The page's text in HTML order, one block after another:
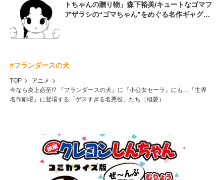
トちゃんの贈り物」森下裕美/キュートなゴマフ
アザラシの“ゴマちゃん”をめぐる名作ギャグ4
#フランダースの犬
TOP
アニメ
今なら炎上必至!? 『フランダースの犬』に『小公女セーラ』にも…『世界
名作劇場』に登場する「ゲスすぎる名悪役」たち（概要）